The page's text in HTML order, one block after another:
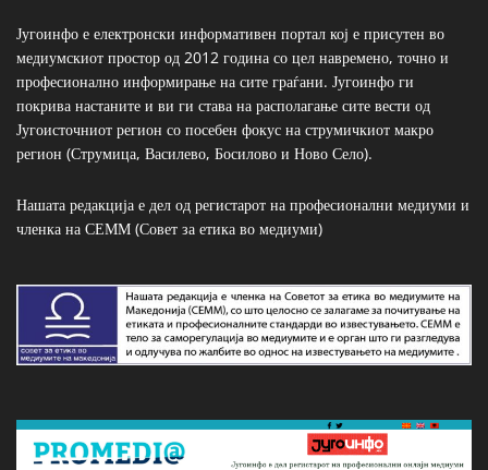
Југоинфо е електронски информативен портал кој е присутен во
медиумскиот простор од 2012 година со цел навремено, точно и
професионално информирање на сите граѓани. Југоинфо ги
покрива настаните и ви ги става на располагање сите вести од
Југоисточниот регион со посебен фокус на струмичкиот макро
регион (Струмица, Василево, Босилово и Ново Село).
Нашата редакција е дел од регистарот на професионални медиуми и
членка на СЕММ (Совет за етика во медиуми)